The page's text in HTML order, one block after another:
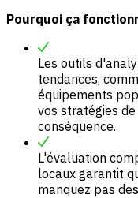
Pourquoi ça
Les outils
tendances,
équipements
vos stratégies
conséquence.
L'évaluation
locaux garantit
manquez pas